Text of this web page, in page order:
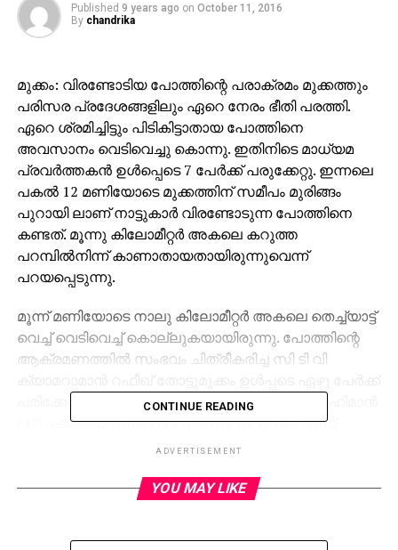
Published 9 years ago on October 11, 2016
By chandrika
മുക്കം: വിരണ്ടോടിയ പോത്തിന്റെ പരാക്രമം മുക്കത്തും
പരിസര പ്രദേശങ്ങളിലും ഏറെ നേരം ഭീതി പരത്തി.
ഏറെ ശ്രമിച്ചിട്ടും പിടികിട്ടാതായ പോത്തിനെ
അവസാനം വെടിവെച്ചു കൊന്നു. ഇതിനിടെ മാധ്യമ
പ്രവര്‍ത്തകന്‍ ഉള്‍പ്പെടെ 7 പേര്‍ക്ക് പരുക്കേറ്റു. ഇന്നലെ
പകല്‍ 12 മണിയോടെ മുക്കത്തിന് സമീപം മുരിങ്ങം
പുറായി ലാണ് നാട്ടുകാര്‍ വിരണ്ടോടുന്ന പോത്തിനെ
കണ്ടത്. മൂന്നു കിലോമീറ്റര്‍ അകലെ കറുത്ത
പറമ്പില്‍നിന്ന് കാണാതായതായിരുന്നുവെന്ന്
പറയപ്പെടുന്നു.
മൂന്ന് മണിയോടെ നാലു കിലോമീറ്റര്‍ അകലെ തെച്ച്യാട്ട്
വെച്ച് വെടിവെച്ച് കൊല്ലുകയായിരുന്നു. പോത്തിന്റെ
ആക്രമണത്തില്‍ സംഭവം ചിത്രീകരിച്ച സി ടി വി
പരിക്കേറ്റു. ശിവ വിഷ്ണു (10), സൂര്യ (10) ,അബ്ദുറഹിമാന്‍
(42) ,ഫാത്തിമ സുഹറ (43) എന്നിവര്‍ ഇ എം എസ്
ആശുപത്രിയിലും അബ്ദുറഹിമാന്‍ (47) ,സുമേഷ് (30)
ചികിത്സ തേടി.
CONTINUE READING
ADVERTISEMENT
YOU MAY LIKE